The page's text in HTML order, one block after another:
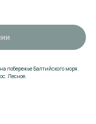
побережье Балтийского моря.
Лесное.